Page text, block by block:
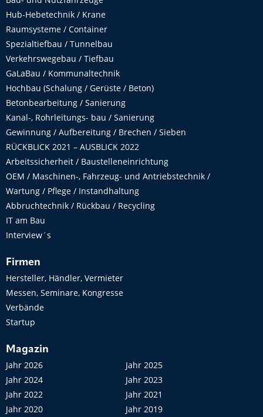
Hub-Hebetechnik / Krane
Raumsysteme / Container
Spezialtiefbau / Tunnelbau
Verkehrswegebau / Tiefbau
GaLaBau / Kommunaltechnik
Hochbau (Schalung / Gerüste / Beton)
Betonbearbeitung / Sanierung
Kanal-, Rohrleitungs- bau / Sanierung
Gewinnung / Aufbereitung / Brechen / Sieben
RÜCKBLICK 2021 – AUSBLICK 2022
Arbeitssicherheit / Baustelleneinrichtung
OEM / Maschinen-, Fahrzeug- und Antriebstechnik /
Wartung / Pflege / Instandhaltung
Abbruchtechnik / Rückbau / Recycling
IT am Bau
Interview´s
Firmen
Hersteller, Händler, Vermieter
Messen, Seminare, Kongresse
Verbände
Startup
Magazin
Jahr 2026
Jahr 2025
Jahr 2024
Jahr 2023
Jahr 2022
Jahr 2021
Jahr 2020
Jahr 2019